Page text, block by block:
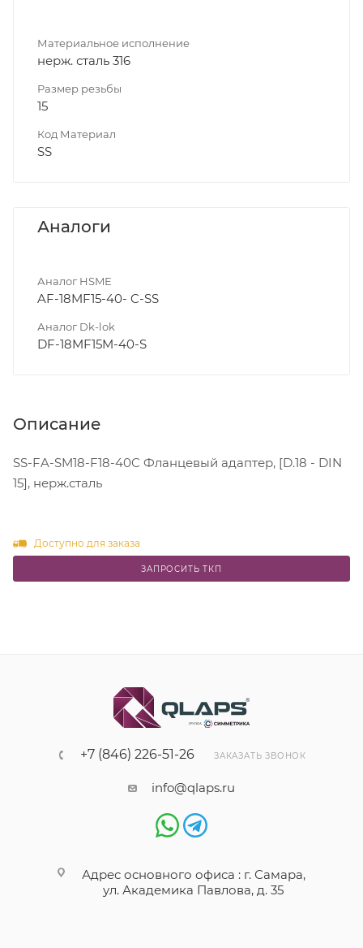
Материальное исполнение
нерж. сталь 316
Размер резьбы
15
Код Материал
SS
Аналоги
Аналог HSME
AF-18MF15-40- C-SS
Аналог Dk-lok
DF-18MF15M-40-S
Описание
SS-FA-SM18-F18-40C Фланцевый адаптер, [D.18 - DIN
15], нерж.сталь
Доступно для заказа
ЗАПРОСИТЬ ТКП
+7 (846) 226-51-26 ЗАКАЗАТЬ ЗВОНОК
info@qlaps.ru
Адрес основного офиса : г. Самара,
ул. Академика Павлова, д. 35